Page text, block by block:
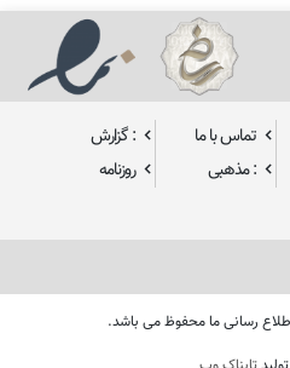
تماس با ما
: گزارش
: مذهبی
روزنامه
رسانی ما محفوظ می باشد.